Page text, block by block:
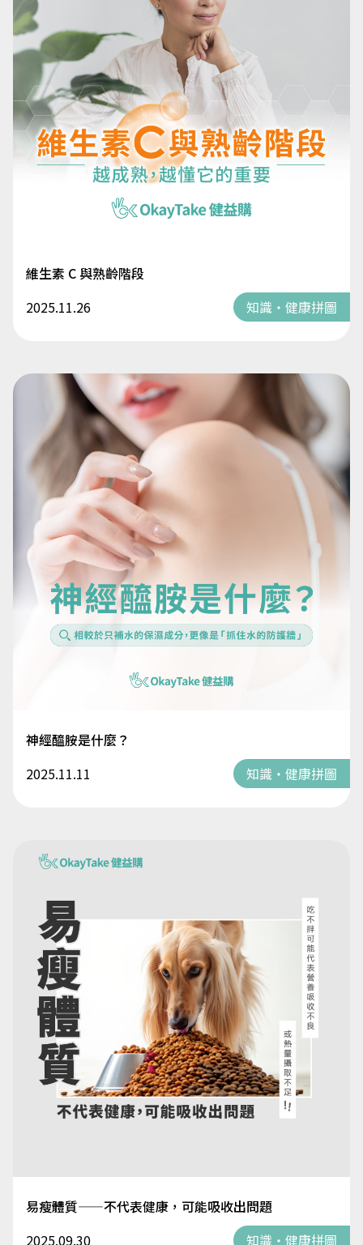
維生素 C 與熟齡階段
2025.11.26
知識・健康拼圖
神經醯胺是什麼？
2025.11.11
知識・健康拼圖
易瘦體質——不代表健康，可能吸收出問題
2025.09.30
知識・健康拼圖